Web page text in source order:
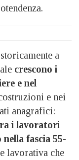
a
crescono i
e nel
e nei
anagrafici:
i lavoratori
fascia 55-
lavorativa che